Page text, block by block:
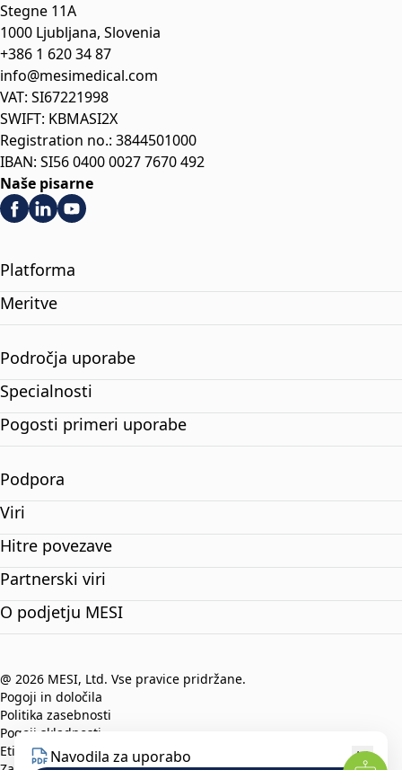
Navodila za uporabo
Stegne 11A
1000 Ljubljana, Slovenia
+386 1 620 34 87
info@mesimedical.com
VAT: SI67221998
SWIFT: KBMASI2X
Registration no.: 3844501000
IBAN: SI56 0400 0027 7670 492
Naše pisarne
Platforma
Meritve
Področja uporabe
Specialnosti
Pogosti primeri uporabe
Podpora
Viri
Hitre povezave
Partnerski viri
O podjetju MESI
@ 2026 MESI, Ltd. Vse pravice pridržane.
Pogoji in določila
Politika zasebnosti
Pogoji skladnosti
Etični kodeks